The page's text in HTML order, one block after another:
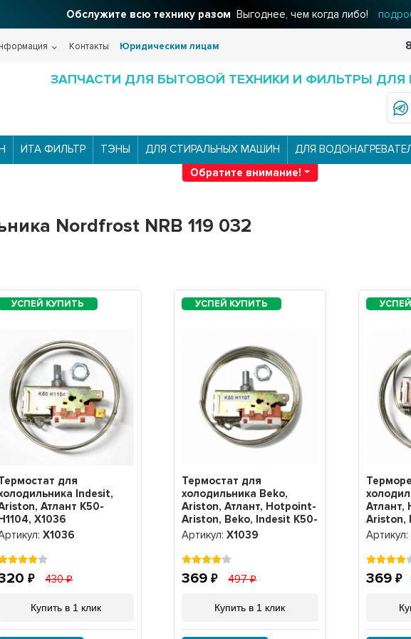
Обслужите всю технику разом Выгоднее, чем когда либо!
Контакты Юридическим лицам
ЗАПЧАСТИ ДЛЯ БЫТОВОЙ ТЕХНИКИ И ФИЛЬТРЫ
ИТА ФИЛЬТР ТЭНЫ ДЛЯ СТИРАЛЬНЫХ МАШИН ДЛЯ
Обратите внимание!
Nordfrost NRB 119 032
для
Indesit,
Атлант K50-
Х1036
Х1036
430
Купить в 1 клик
Термостат для
холодильника Beko,
Ariston, Атлант, Hotpoint-
Ariston, Beko, Indesit K50-
H1107, Х1039
Артикул:Х1039
369 497
Купить в 1 клик
Атлант,
Ariston,
Х1040
Артикул:
369